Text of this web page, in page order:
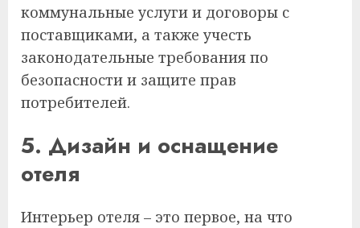
коммунальные услуги и договоры с
поставщиками, а также учесть
законодательные требования по
безопасности и защите прав
потребителей.
5. Дизайн и оснащение
отеля
Интерьер отеля – это первое, на что